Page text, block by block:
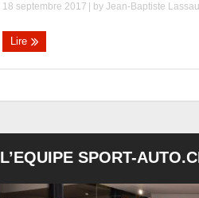
18 septembre 2017 | byJean-Baptiste
Lire
L’EQUIPE SPORT-